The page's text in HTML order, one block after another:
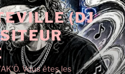
(DJ
Vous êtes les